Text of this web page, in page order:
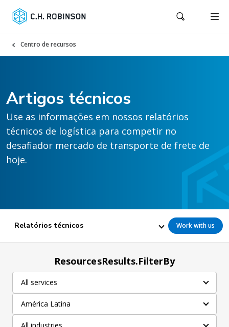
Centro de recursos
Artigos técnicos
Use as informações em nossos relatórios
técnicos de logística para competir no
desafiador mercado de transporte de frete de
hoje.
Relatórios técnicos Work with us
ResourcesResults.FilterBy
All services
América Latina